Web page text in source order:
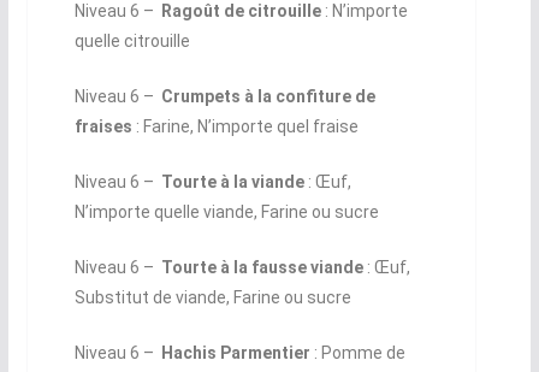
Niveau 6 ­– Ragoût de citrouille: N’importe
quelle citrouille
Niveau 6 ­– Crumpets à la confiture de
fraises : Farine, N’importe quel fraise
Niveau 6 ­– Tourte à la viande: Œuf,
N’importe quelle viande, Farine ou sucre
Niveau 6 ­– Tourte à la fausse viande: Œuf,
Substitut de viande, Farine ou sucre
Niveau 6 ­– Hachis Parmentier : Pomme de